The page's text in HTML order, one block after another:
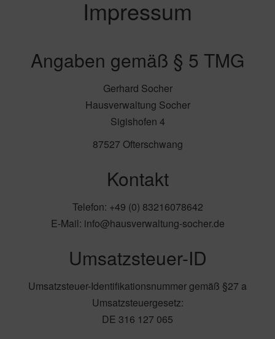
Impressum
Angaben gemäß § 5 TMG
Gerhard Socher
Hausverwaltung Socher
Sigishofen 4
87527 Ofterschwang
Kontakt
Telefon: +49 (0) 83216078642
E-Mail: info@hausverwaltung-socher.de
Umsatzsteuer-ID
Umsatzsteuer-Identifikationsnummer gemäß §27 a
Umsatzsteuergesetz:
DE 316 127 065